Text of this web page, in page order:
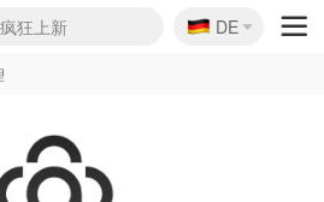
抢！
狂上新
大促
随时失效
家85折
额外叠85折
促！每日更新
5折起+叠9折
仅€192
🇩🇪
DE